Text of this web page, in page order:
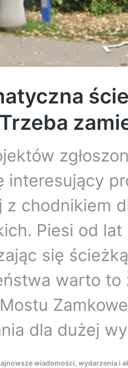
interesujący
z chodnikiem
Piesi od
się
warto
dla dużej
wiadomości, wydarzenia i